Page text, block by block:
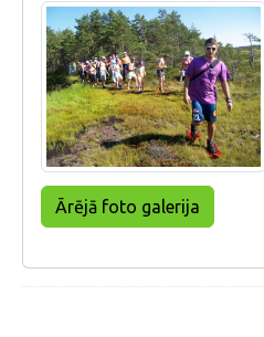
Ārējā foto galerija